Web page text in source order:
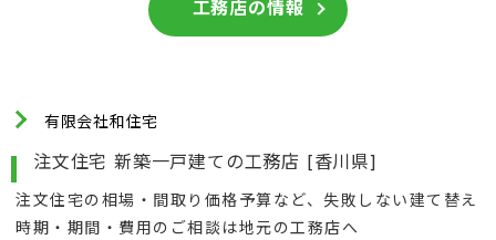
工務店の情報
有限会社和住宅
注文住宅 新築一戸建ての工務店 [香川県]
注文住宅の相場・間取り価格予算など、失敗しない建て替え
時期・期間・費用のご相談は地元の工務店へ